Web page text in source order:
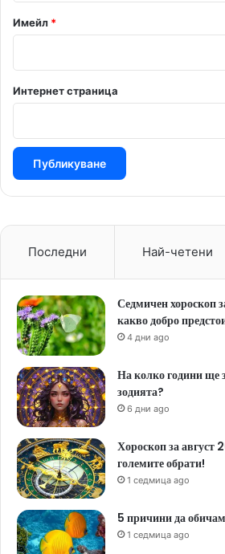
Имейл *
Интернет страница
Последни Най-четени
Седмичен хороскоп
какво добро
4 дни ago
На колко години ще
зодията?
6 дни ago
Хороскоп за август
големите обрати!
1 седмица ago
5 причини да
1 седмица ago